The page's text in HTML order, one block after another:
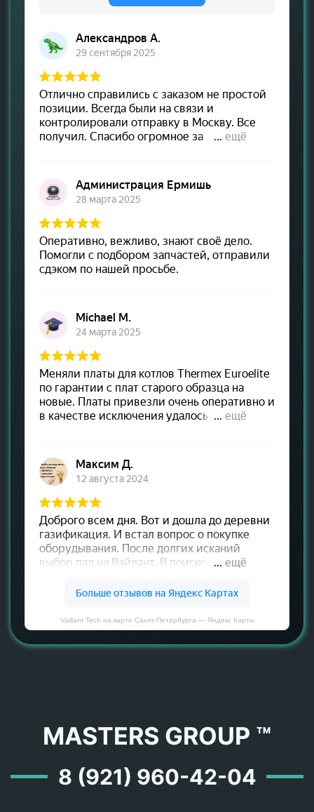
Vaillant Tech на карте Санкт‑Петербурга — Яндекс Карты
MASTERS GROUP ™
8 (921) 960-42-04